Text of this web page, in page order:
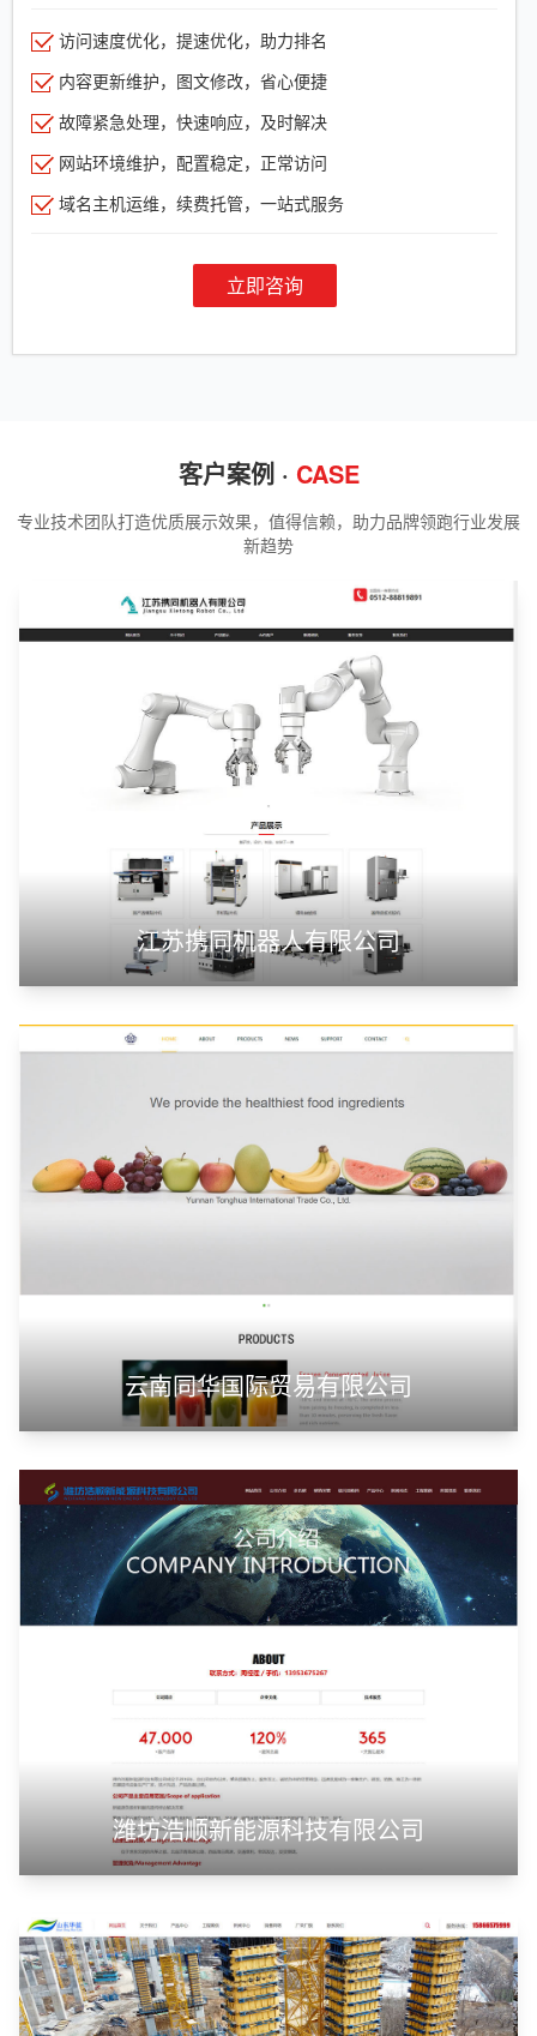
访问速度优化，提速优化，助力排名
内容更新维护，图文修改，省心便捷
故障紧急处理，快速响应，及时解决
网站环境维护，配置稳定，正常访问
域名主机运维，续费托管，一站式服务
立即咨询
客户案例 · CASE
专业技术团队打造优质展示效果，值得信赖，助力品牌领跑行业发展
新趋势
江苏携同机器人有限公司
云南同华国际贸易有限公司
潍坊浩顺新能源科技有限公司